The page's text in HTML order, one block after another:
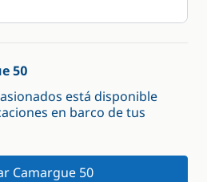
50
está disponible
en barco de tus
Camargue 50